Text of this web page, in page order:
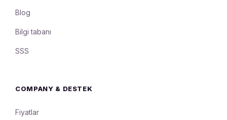
Blog
Bilgi tabanı
SSS
COMPANY & DESTEK
Fiyatlar